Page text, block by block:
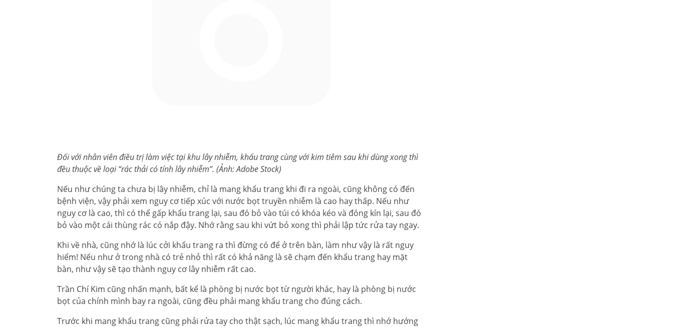
Đối với nhân viên điều trị làm việc tại khu lây nhiễm, khẩu trang cùng với kim tiêm sau khi dùng xong thì
đều thuộc về loại “rác thải có tính lây nhiễm”. (Ảnh: Adobe Stock)
Nếu như chúng ta chưa bị lây nhiễm, chỉ là mang khẩu trang khi đi ra ngoài, cũng không có đến
bệnh viện, vậy phải xem nguy cơ tiếp xúc với nước bọt truyền nhiễm là cao hay thấp. Nếu như
nguy cơ là cao, thì có thể gấp khẩu trang lại, sau đó bỏ vào túi có khóa kéo và đóng kín lại, sau đó
bỏ vào một cái thùng rác có nắp đậy. Nhớ rằng sau khi vứt bỏ xong thì phải lập tức rửa tay ngay.
Khi về nhà, cũng nhớ là lúc cởi khẩu trang ra thì đừng có để ở trên bàn, làm như vậy là rất nguy
hiểm! Nếu như ở trong nhà có trẻ nhỏ thì rất có khả năng là sẽ chạm đến khẩu trang hay mặt
bàn, như vậy sẽ tạo thành nguy cơ lây nhiễm rất cao.
Trần Chí Kim cũng nhấn mạnh, bất kể là phòng bị nước bọt từ người khác, hay là phòng bị nước
bọt của chính mình bay ra ngoài, cũng đều phải mang khẩu trang cho đúng cách.
Trước khi mang khẩu trang cũng phải rửa tay cho thật sạch, lúc mang khẩu trang thì nhớ hướng